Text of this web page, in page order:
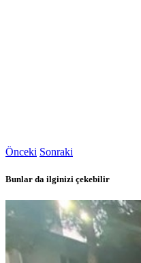
Önceki Sonraki
Bunlar da ilginizi çekebilir